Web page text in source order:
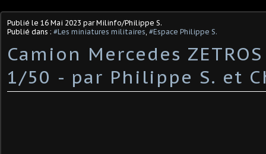
Publié le 16 Mai 2023 par Milinfo/Philippe S.
Publié dans : #Les miniatures militaires, #Espace Philippe S.
Camion Mercedes
1/50 - par Philippe S. et